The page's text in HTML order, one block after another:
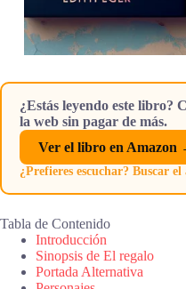
¿Estás leyendo este libro?
la web sin pagar de más.
Ver el libro en Amazon
¿Prefieres escuchar? Buscar
Tabla de Contenido
Introducción
Sinopsis de El regalo
Portada Alternativa